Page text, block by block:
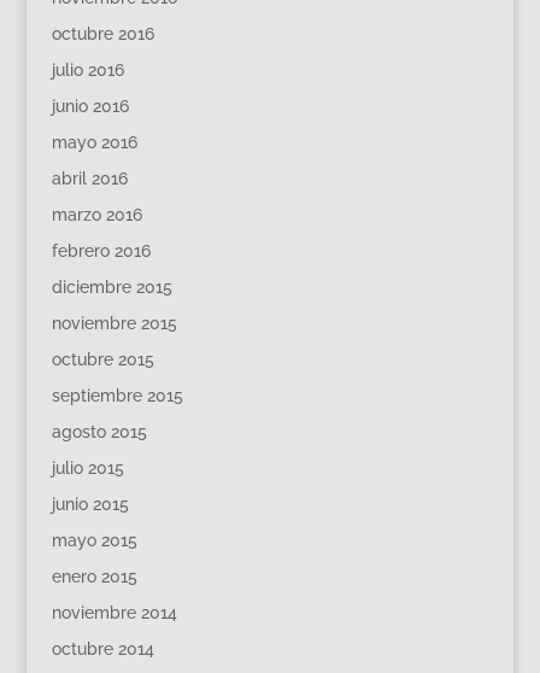
octubre 2016
julio 2016
junio 2016
mayo 2016
abril 2016
marzo 2016
febrero 2016
diciembre 2015
noviembre 2015
octubre 2015
septiembre 2015
agosto 2015
julio 2015
junio 2015
mayo 2015
enero 2015
noviembre 2014
octubre 2014